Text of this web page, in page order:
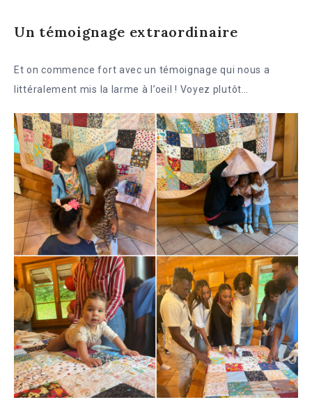
Un témoignage extraordinaire
Et on commence fort avec un témoignage qui nous a
littéralement mis la larme à l’oeil ! Voyez plutôt…